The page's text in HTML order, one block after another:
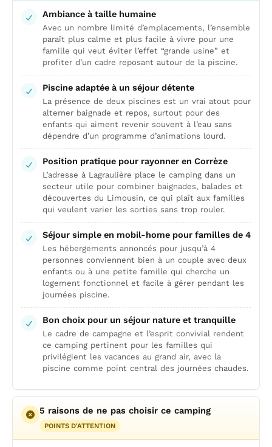
Ambiance à taille humaine
Avec un nombre limité d’emplacements, l’ensemble
paraît plus calme et plus facile à vivre pour une
famille qui veut éviter l’effet “grande usine” et
profiter d’un cadre reposant autour de la piscine.
Piscine adaptée à un séjour détente
La présence de deux piscines est un vrai atout pour
alterner baignade et repos, surtout pour des
enfants qui aiment revenir souvent à l’eau sans
dépendre d’un programme d’animations lourd.
Position pratique pour rayonner en Corrèze
L’adresse à Lagraulière place le camping dans un
secteur utile pour combiner baignades, balades et
découvertes du Limousin, ce qui plaît aux familles
qui veulent varier les sorties sans trop rouler.
Séjour simple en mobil-home pour familles de 4
Les hébergements annoncés pour jusqu’à 4
personnes conviennent bien à un couple avec deux
enfants ou à une petite famille qui cherche un
logement fonctionnel et facile à gérer pendant les
journées piscine.
Bon choix pour un séjour nature et tranquille
Le cadre de campagne et l’esprit convivial rendent
ce camping pertinent pour les familles qui
privilégient les vacances au grand air, avec la
piscine comme point central des journées chaudes.
5 raisons de ne pas choisir ce camping
POINTS D'ATTENTION